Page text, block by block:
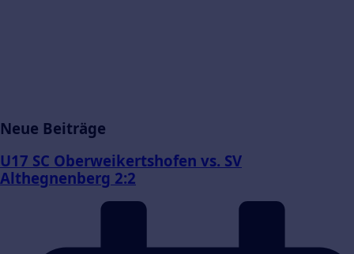
Neue Beiträge
U17 SC Oberweikertshofen vs. SV
Althegnenberg 2:2